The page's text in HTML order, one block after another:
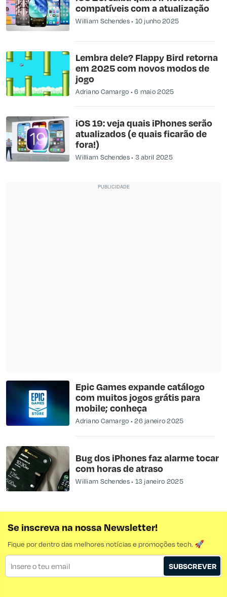
compatíveis com a atualização
William Schendes 10 junho 2025
Lembra dele? Flappy Bird retorna
em 2025 com novos modos de
jogo
Adriano Camargo 6 maio 2025
iOS 19: veja quais iPhones serão
atualizados (e quais ficarão de
fora!)
William Schendes 3 abril 2025
Epic Games expande catálogo
com muitos jogos grátis para
mobile; conheça
Adriano Camargo 26 janeiro 2025
Bug dos iPhones faz alarme tocar
com horas de atraso
William Schendes 13 janeiro 2025
Se inscreva na nossa Newsletter!
Fique por dentro das melhores notícias e promoções tech. 🚀
SUBSCREVER